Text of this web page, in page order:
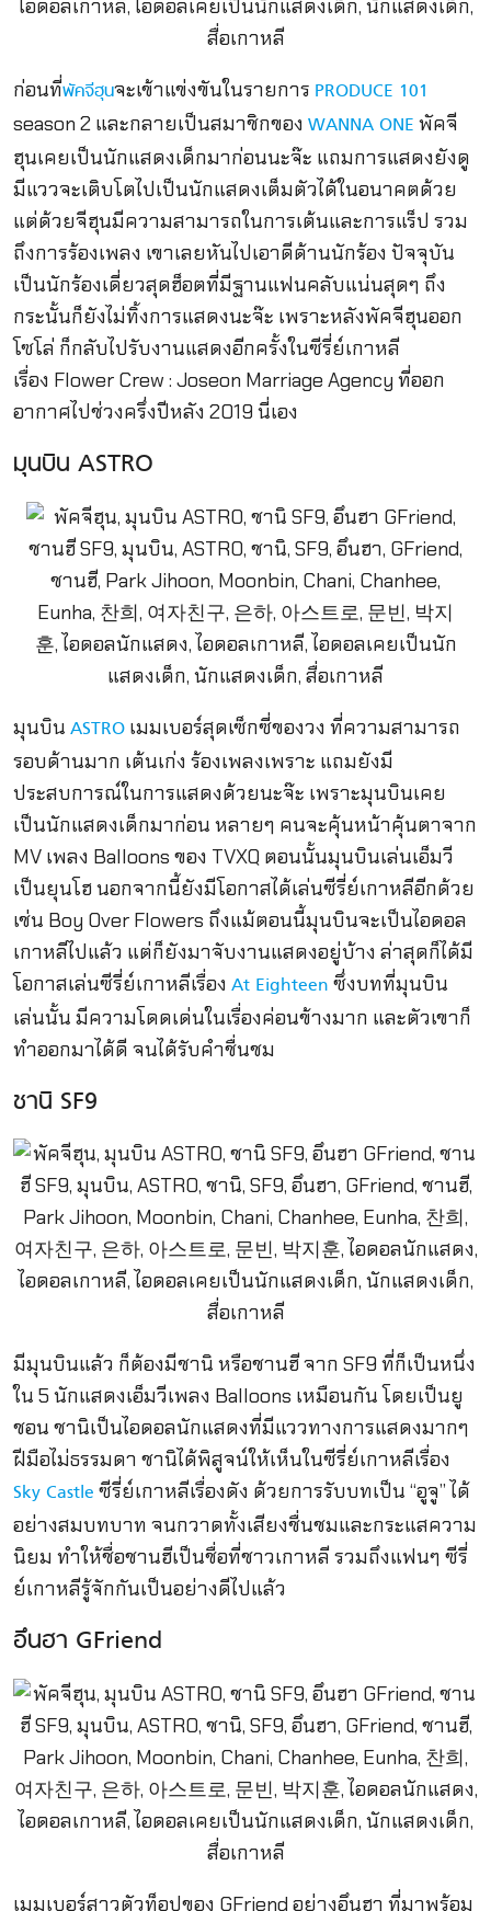
ก่อนที่พัคจีฮุนจะเข้าแข่งขันในรายการ PRODUCE 101
season 2 และกลายเป็นสมาชิกของ WANNA ONE พัคจี
ฮุนเคยเป็นนักแสดงเด็กมาก่อนนะจ๊ะ แถมการแสดงยังดู
มีแววจะเติบโตไปเป็นนักแสดงเต็มตัวได้ในอนาคตด้วย
แต่ด้วยจีฮุนมีความสามารถในการเต้นและการแร็ป รวม
ถึงการร้องเพลง เขาเลยหันไปเอาดีด้านนักร้อง ปัจจุบัน
เป็นนักร้องเดี่ยวสุดฮ็อตที่มีฐานแฟนคลับแน่นสุดๆ ถึง
กระนั้นก็ยังไม่ทิ้งการแสดงนะจ๊ะ เพราะหลังพัคจีฮุนออก
โซโล่ ก็กลับไปรับงานแสดงอีกครั้งในซีรี่ย์เกาหลี
เรื่อง Flower Crew : Joseon Marriage Agency ที่ออก
อากาศไปช่วงครึ่งปีหลัง 2019 นี่เอง
มุนบิน ASTRO
มุนบิน ASTROเมมเบอร์สุดเซ็กซี่ของวง ที่ความสามารถ
รอบด้านมาก เต้นเก่ง ร้องเพลงเพราะ แถมยังมี
ประสบการณ์ในการแสดงด้วยนะจ๊ะ เพราะมุนบินเคย
เป็นนักแสดงเด็กมาก่อน หลายๆ คนจะคุ้นหน้าคุ้นตาจาก
MV เพลง Balloons ของ TVXQ ตอนนั้นมุนบินเล่นเอ็มวี
เป็นยุนโฮ นอกจากนี้ยังมีโอกาสได้เล่นซีรี่ย์เกาหลีอีกด้วย
เช่น Boy Over Flowers ถึงแม้ตอนนี้มุนบินจะเป็นไอดอล
เกาหลีไปแล้ว แต่ก็ยังมาจับงานแสดงอยู่บ้าง ล่าสุดก็ได้มี
โอกาสเล่นซีรี่ย์เกาหลีเรื่อง At Eighteen ซึ่งบทที่มุนบิน
เล่นนั้น มีความโดดเด่นในเรื่องค่อนข้างมาก และตัวเขาก็
ทำออกมาได้ดี จนได้รับคำชื่นชม
ชานิ SF9
มีมุนบินแล้ว ก็ต้องมีชานิ หรือชานฮี จาก SF9 ที่ก็เป็นหนึ่ง
ใน 5 นักแสดงเอ็มวีเพลง Balloons เหมือนกัน โดยเป็นยู
ชอน ชานิเป็นไอดอลนักแสดงที่มีแววทางการแสดงมากๆ
ฝีมือไม่ธรรมดา ชานิได้พิสูจน์ให้เห็นในซีรี่ย์เกาหลีเรื่อง
Sky Castle ซีรี่ย์เกาหลีเรื่องดัง ด้วยการรับบทเป็น “อูจู” ได้
อย่างสมบทบาท จนกวาดทั้งเสียงชื่นชมและกระแสความ
นิยม ทำให้ชื่อชานฮีเป็นชื่อที่ชาวเกาหลี รวมถึงแฟนๆ ซีรี่
ย์เกาหลีรู้จักกันเป็นอย่างดีไปแล้ว
อึนฮา GFriend
เมมเบอร์สาวตัวท็อปของ GFriend อย่างอึนฮา ที่มาพร้อม